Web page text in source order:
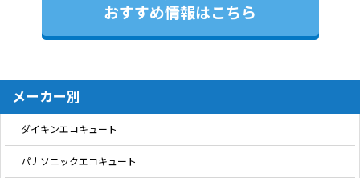
おすすめ情報はこちら
メーカー別
ダイキンエコキュート
パナソニックエコキュート